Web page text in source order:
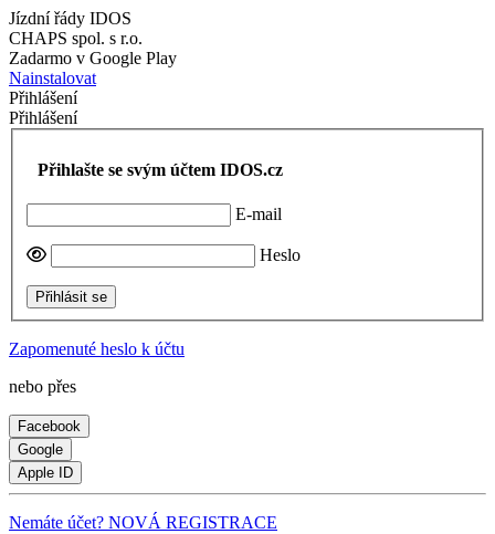
Jízdní řády IDOS
CHAPS spol. s r.o.
Zadarmo v Google Play
Nainstalovat
Přihlášení
Přihlášení
Přihlašte se svým účtem IDOS.cz
E-mail
Heslo
Přihlásit se
Zapomenuté heslo k účtu
nebo přes
Facebook
Google
Apple ID
Nemáte účet? NOVÁ REGISTRACE